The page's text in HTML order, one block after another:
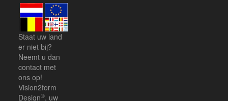
Staat uw land
er niet bij?
Neemt u dan
contact met
ons op!
Vision2form
Design®, uw